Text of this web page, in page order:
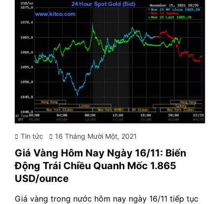
Tin tức
Posted
16 Tháng Mười Một, 2021
Giá Vàng Hôm Nay Ngày 16/11: Biến
Động Trái Chiều Quanh Mốc 1.865
USD/ounce
Giá vàng trong nước hôm nay ngày 16/11 tiếp tục